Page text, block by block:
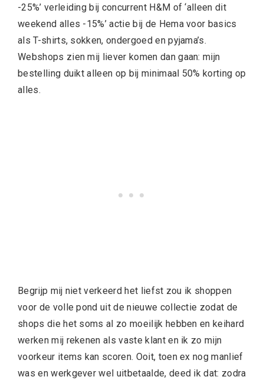
-25%’ verleiding bij concurrent H&M of ‘alleen dit
weekend alles -15%’ actie bij de Hema voor basics
als T-shirts, sokken, ondergoed en pyjama’s.
Webshops zien mij liever komen dan gaan: mijn
bestelling duikt alleen op bij minimaal 50% korting op
alles.
Begrijp mij niet verkeerd het liefst zou ik shoppen
voor de volle pond uit de nieuwe collectie zodat de
shops die het soms al zo moeilijk hebben en keihard
werken mij rekenen als vaste klant en ik zo mijn
voorkeur items kan scoren. Ooit, toen ex nog manlief
was en werkgever wel uitbetaalde, deed ik dat: zodra